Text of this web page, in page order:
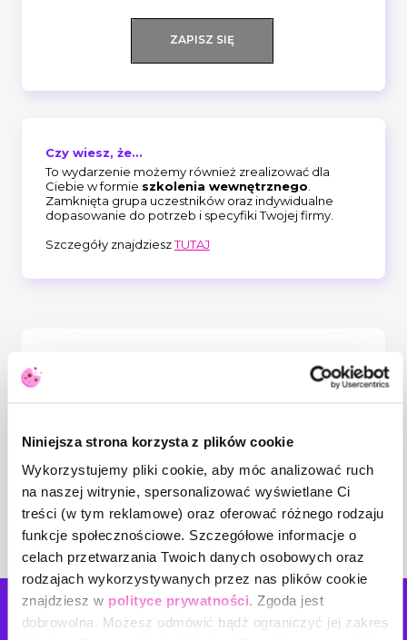
Niniejsza strona korzysta z plików cookie
Wykorzystujemy pliki cookie, aby móc analizować ruch
na naszej witrynie, spersonalizować wyświetlane Ci
treści (w tym reklamowe) oraz oferować różnego rodzaju
funkcje społecznościowe. Szczegółowe informacje o
celach przetwarzania Twoich danych osobowych oraz
rodzajach wykorzystywanych przez nas plików cookie
znajdziesz w polityce prywatności. Zgoda jest
dobrowolna. Możesz odmówić bądź ograniczyć jej zakres
ZAPISZ SIĘ
Czy wiesz, że...
To wydarzenie możemy również zrealizować dla
Ciebie w formie szkolenia wewnętrznego
Zamknięta grupa uczestników oraz indywidualne
dopasowanie do potrzeb i specyfiki Twojej firmy.
Szczegóły znajdzieszTUTAJ
zbadamy, jak korzystać z AI w sposób
odpowiedzialny, nie rezygnując z roli
człowieka jako ostatecznego decydenta.
Porozmawiamy o nadzorze, autonomii i
ryzyku "zrzucania" odpowiedzialności na
technologię.
Napiszdo nas!